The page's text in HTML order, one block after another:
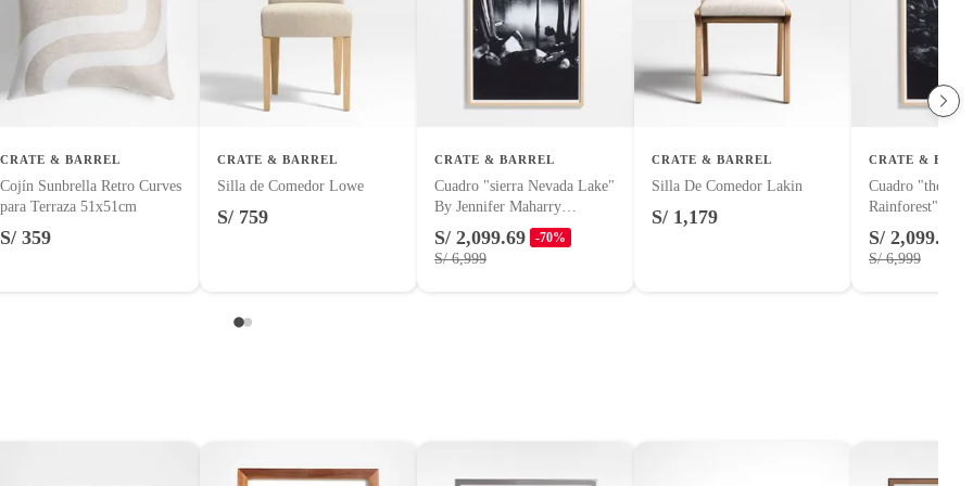
Unidos
para asfalto.
línea blanca, colchones, muebles, bicicletas y máquinas.
alimenticios, vitaminas.
CRATE & BARREL
Cojín Sunbrella Retro Curves
para Terraza 51x51cm
S/ 359
CRATE & BARREL
Silla de Comedor Lowe
S/ 759
CRATE & BARREL
Cuadro "sierra Nevada Lake"
By Jennifer Maharry
S/ 2,099.69 -70%
S/ 6,999
CRATE & BARREL
Silla De Comedor Lakin
S/ 1,179
CRATE &
Cuadro "the
Rainforest" By
S/ 2,099.69
S/ 6,999